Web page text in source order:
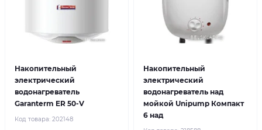
Накопительный
электрический
водонагреватель
Garanterm ER 50-V
Код товара: 202148
Накопительный
электрический
водонагреватель над
мойкой Unipump Компакт
6 над